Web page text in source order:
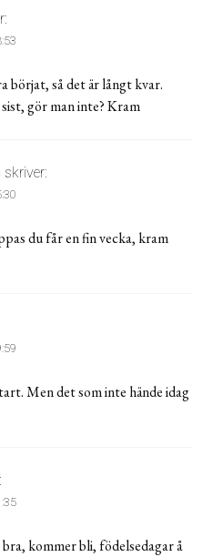
börjat, så det är långt kvar.
gör man inte? Kram
skriver:
du får en fin vecka, kram
Men det som inte hände idag
kommer bli, födelsedagar å